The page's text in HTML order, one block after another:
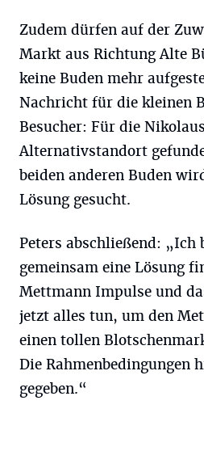
Zudem dürfen auf der
Markt aus Richtung Alte
keine Buden mehr
Nachricht für die kleinen
Besucher: Für die
Alternativstandort
beiden anderen Buden
Lösung gesucht.
Peters abschließend:
gemeinsam eine Lösung
Mettmann Impulse und
jetzt alles tun, um den
einen tollen
Die Rahmenbedingungen
gegeben.“